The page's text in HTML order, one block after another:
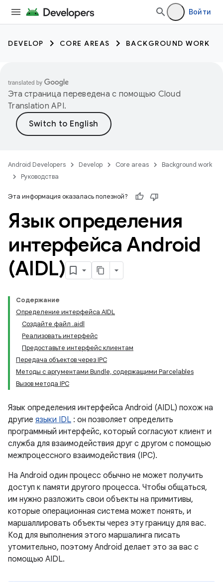
Войти
DEVELOP CORE AREAS BACKGROUND WORK
Эта страница переведена с помощью Cloud
Translation API.
Android Developers Develop Core areas
Background work
Руководства
Эта информация оказалась полезной?
Язык определения
интерфейса Android
(AIDL)
Содержание
Определение интерфейса AIDL
Создайте файл .aidl
Реализовать интерфейс
Предоставьте интерфейс клиентам
Передача объектов через IPC
Методы с аргументами Bundle, содержащими Parcelables
Вызов метода IPC
Язык определения интерфейса Android (AIDL) похож на
другие языки IDL : он позволяет определить
программный интерфейс, который согласуют клиент и
служба для взаимодействия друг с другом с помощью
межпроцессного взаимодействия (IPC).
На Android один процесс обычно не может получить
доступ к памяти другого процесса. Чтобы общаться,
им нужно разложить свои объекты на примитивы,
которые операционная система может понять, и
маршаллировать объекты через эту границу для вас.
Код для выполнения этого маршалинга писать
утомительно, поэтому Android делает это за вас с
помощью AIDL.